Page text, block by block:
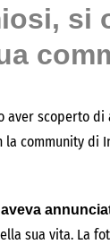
si
aver scoperto di
community di
sua vita. La